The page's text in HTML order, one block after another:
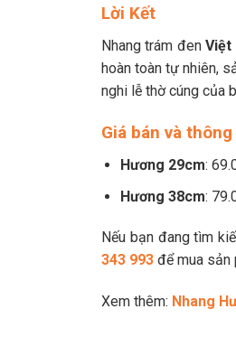
Lời Kết
Nhang trám đenViệt
hoàn toàn tự nhiên,
nghi lễ thờ cúng của
Giá bán và
Hương 29cm:
Hương 38cm:
Nếu bạn đang tìm
343 993 để mua sản
Xem thêm: Nhang